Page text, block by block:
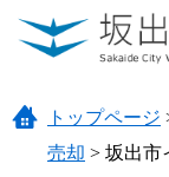
ページの先頭です。
メニューを飛ばし
トップページ
売却 > 坂出市